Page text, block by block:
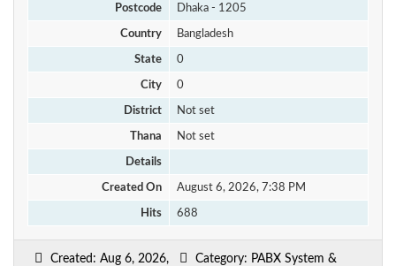
Postcode Dhaka - 1205
Country Bangladesh
State 0
City 0
District Not set
Thana Not set
Details
Created On August 6, 2026, 7:38 PM
Hits 688
Created: Aug 6, 2026,
Category: PABX System &